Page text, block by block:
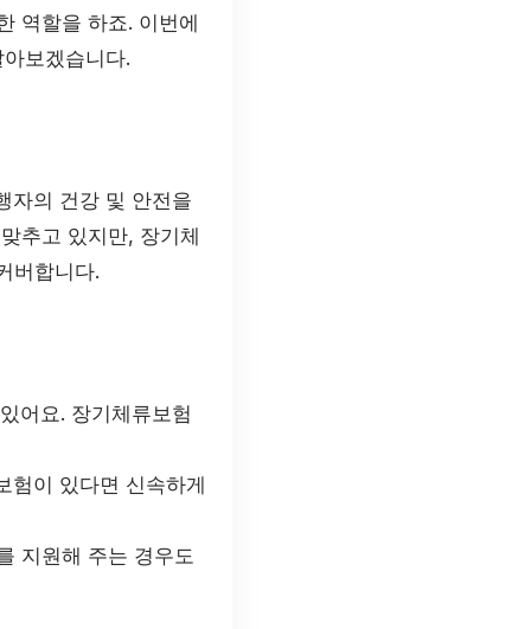
역할을 하죠. 이번에
보겠습니다.
자의 건강 및 안전을
추고 있지만, 장기체
버합니다.
어요. 장기체류보험
험이 있다면 신속하게
지원해 주는 경우도